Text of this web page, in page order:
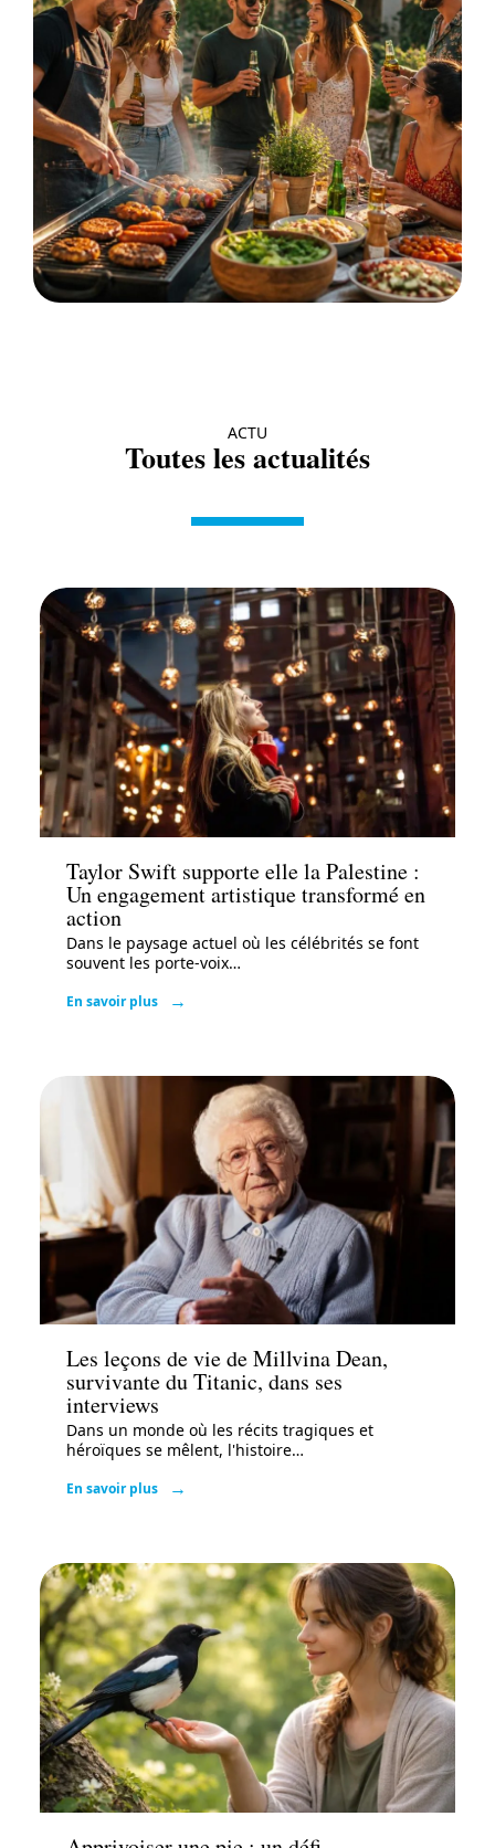
ACTU
Toutes les actualités
Actu
Taylor Swift supporte elle la Palestine :
Un engagement artistique transformé en
action
Dans le paysage actuel où les célébrités se font
souvent les porte-voix…
En savoir plus
Actu
Les leçons de vie de Millvina Dean,
survivante du Titanic, dans ses
interviews
Dans un monde où les récits tragiques et
héroïques se mêlent, l'histoire…
En savoir plus
Actu